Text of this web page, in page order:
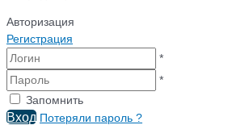
Авторизация
Регистрация
*
*
Запомнить
Вход Потеряли пароль ?